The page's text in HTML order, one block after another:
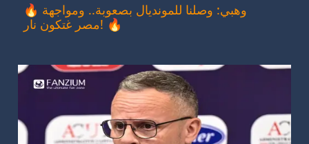
🔥 وهبي: وصلنا للمونديال بصعوبة.. ومواجهة
مصر غتكون نار! 🔥